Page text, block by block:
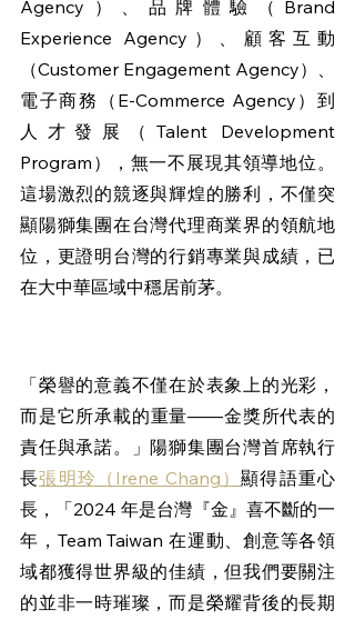
Agency）、品牌體驗（Brand
Experience Agency）、顧客互動
（Customer Engagement Agency）、
電子商務（E-Commerce Agency）到
人才發展（Talent Development
Program），無一不展現其領導地位。
這場激烈的競逐與輝煌的勝利，不僅突
顯陽獅集團在台灣代理商業界的領航地
位，更證明台灣的行銷專業與成績，已
在大中華區域中穩居前茅。
「榮譽的意義不僅在於表象上的光彩，
而是它所承載的重量——金獎所代表的
責任與承諾。」陽獅集團台灣首席執行
長張明玲（Irene Chang） 顯得語重心
長，「2024 年是台灣『金』喜不斷的一
年，Team Taiwan 在運動、創意等各領
域都獲得世界級的佳績，但我們要關注
的並非一時璀璨，而是榮耀背後的長期